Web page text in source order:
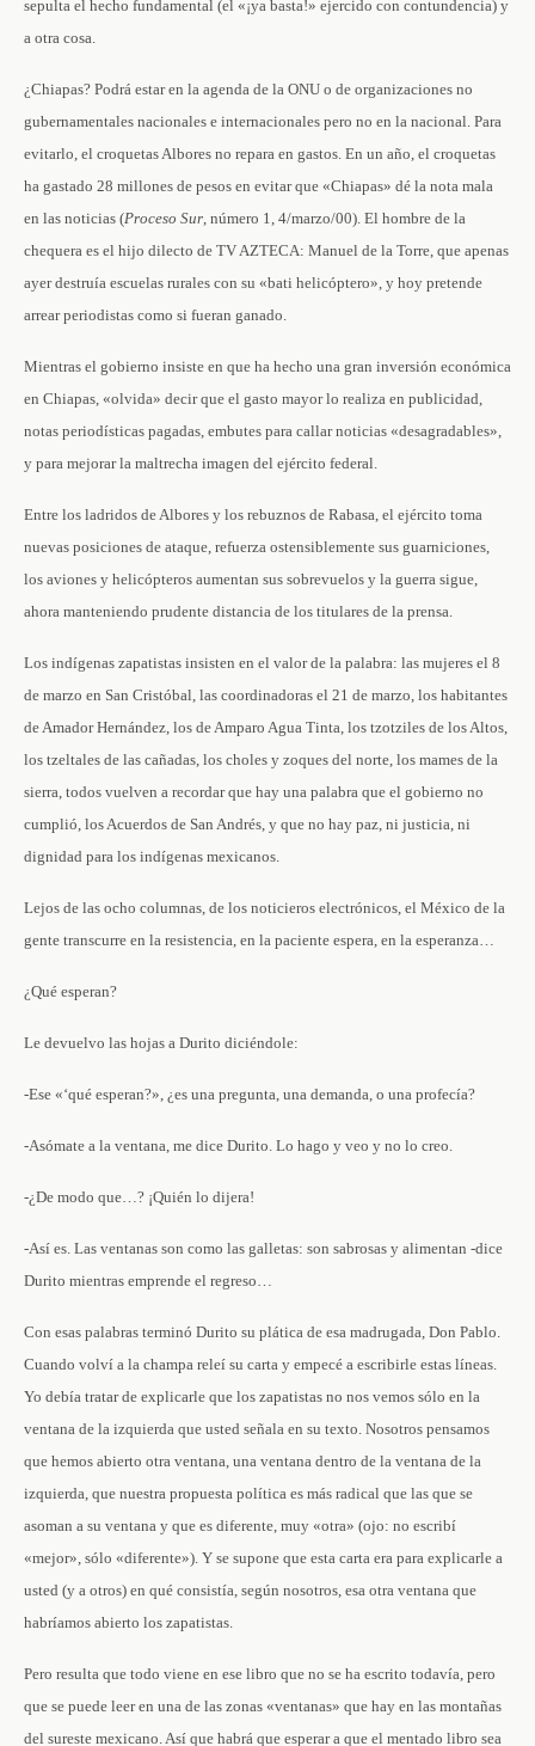
sepulta el hecho fundamental (el «¡ya basta!» ejercido con contundencia) y
a otra cosa.
¿Chiapas? Podrá estar en la agenda de la ONU o de organizaciones no
gubernamentales nacionales e internacionales pero no en la nacional. Para
evitarlo, el croquetas Albores no repara en gastos. En un año, el croquetas
ha gastado 28 millones de pesos en evitar que «Chiapas» dé la nota mala
en las noticias (Proceso Sur, número 1, 4/marzo/00). El hombre de la
chequera es el hijo dilecto de TV AZTECA: Manuel de la Torre, que apenas
ayer destruía escuelas rurales con su «bati helicóptero», y hoy pretende
arrear periodistas como si fueran ganado.
Mientras el gobierno insiste en que ha hecho una gran inversión económica
en Chiapas, «olvida» decir que el gasto mayor lo realiza en publicidad,
notas periodísticas pagadas, embutes para callar noticias «desagradables»,
y para mejorar la maltrecha imagen del ejército federal.
Entre los ladridos de Albores y los rebuznos de Rabasa, el ejército toma
nuevas posiciones de ataque, refuerza ostensiblemente sus guarniciones,
los aviones y helicópteros aumentan sus sobrevuelos y la guerra sigue,
ahora manteniendo prudente distancia de los titulares de la prensa.
Los indígenas zapatistas insisten en el valor de la palabra: las mujeres el 8
de marzo en San Cristóbal, las coordinadoras el 21 de marzo, los habitantes
de Amador Hernández, los de Amparo Agua Tinta, los tzotziles de los Altos,
los tzeltales de las cañadas, los choles y zoques del norte, los mames de la
sierra, todos vuelven a recordar que hay una palabra que el gobierno no
cumplió, los Acuerdos de San Andrés, y que no hay paz, ni justicia, ni
dignidad para los indígenas mexicanos.
Lejos de las ocho columnas, de los noticieros electrónicos, el México de la
gente transcurre en la resistencia, en la paciente espera, en la esperanza…
¿Qué esperan?
Le devuelvo las hojas a Durito diciéndole:
-Ese «‘qué esperan?», ¿es una pregunta, una demanda, o una profecía?
-Asómate a la ventana, me dice Durito. Lo hago y veo y no lo creo.
-¿De modo que…? ¡Quién lo dijera!
-Así es. Las ventanas son como las galletas: son sabrosas y alimentan -dice
Durito mientras emprende el regreso…
Con esas palabras terminó Durito su plática de esa madrugada, Don Pablo.
Cuando volví a la champa releí su carta y empecé a escribirle estas líneas.
Yo debía tratar de explicarle que los zapatistas no nos vemos sólo en la
ventana de la izquierda que usted señala en su texto. Nosotros pensamos
que hemos abierto otra ventana, una ventana dentro de la ventana de la
izquierda, que nuestra propuesta política es más radical que las que se
asoman a su ventana y que es diferente, muy «otra» (ojo: no escribí
«mejor», sólo «diferente»). Y se supone que esta carta era para explicarle a
usted (y a otros) en qué consistía, según nosotros, esa otra ventana que
habríamos abierto los zapatistas.
Pero resulta que todo viene en ese libro que no se ha escrito todavía, pero
que se puede leer en una de las zonas «ventanas» que hay en las montañas
del sureste mexicano. Así que habrá que esperar a que el mentado libro sea